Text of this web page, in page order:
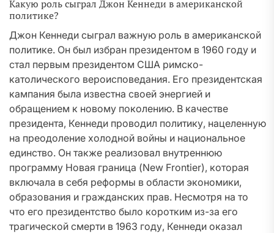
Какую роль сыграл Джон Кеннеди в американской
политике?
Джон Кеннеди сыграл важную роль в американской
политике. Он был избран президентом в 1960 году и
стал первым президентом США римско-
католического вероисповедания. Его президентская
кампания была известна своей энергией и
обращением к новому поколению. В качестве
президента, Кеннеди проводил политику, нацеленную
на преодоление холодной войны и национальное
единство. Он также реализовал внутреннюю
программу Новая граница (New Frontier), которая
включала в себя реформы в области экономики,
образования и гражданских прав. Несмотря на то
что его президентство было коротким из-за его
трагической смерти в 1963 году, Кеннеди оказал